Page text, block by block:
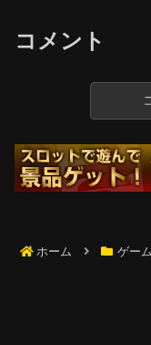
コメント
ホーム ゲー